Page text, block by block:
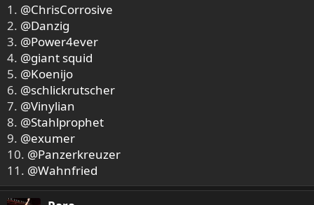
1. @ChrisCorrosive
2. @Danzig
3. @Power4ever
4. @giant squid
5. @Koenijo
6. @schlickrutscher
7. @Vinylian
8. @Stahlprophet
9. @exumer
10. @Panzerkreuzer
11. @Wahnfried